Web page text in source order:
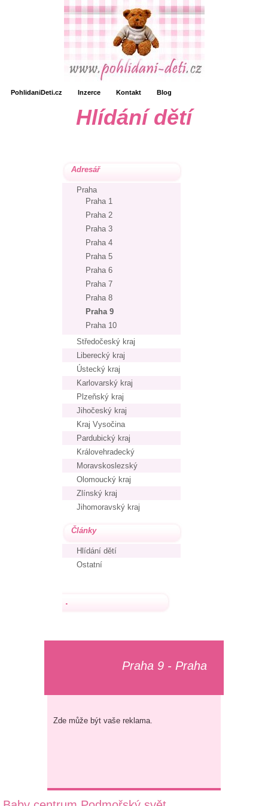
PohlidaniDeti.cz Inzerce Kontakt Blog
Hlídání dětí
Adresář
Praha
Praha 1
Praha 2
Praha 3
Praha 4
Praha 5
Praha 6
Praha 7
Praha 8
Praha 9
Praha 10
Středočeský kraj
Liberecký kraj
Ústecký kraj
Karlovarský kraj
Plzeňský kraj
Jihočeský kraj
Kraj Vysočina
Pardubický kraj
Královehradecký
Moravskoslezský
Olomoucký kraj
Zlínský kraj
Jihomoravský kraj
Články
Hlídání dětí
Ostatní
.
Praha 9 - Praha
Zde může být vaše reklama.